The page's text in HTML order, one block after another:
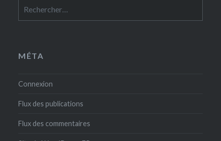
MÉTA
Connexion
Flux des publications
Flux des commentaires